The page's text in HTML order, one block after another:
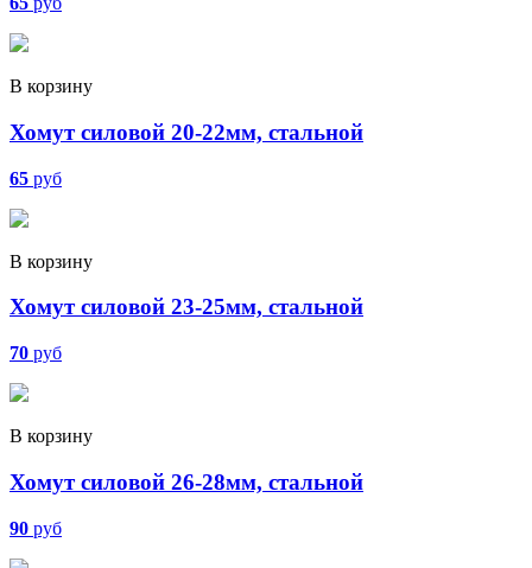
В корзину
Хомут силовой 20-22мм, стальной
65 руб
В корзину
Хомут силовой 23-25мм, стальной
70 руб
В корзину
Хомут силовой 26-28мм, стальной
90 руб